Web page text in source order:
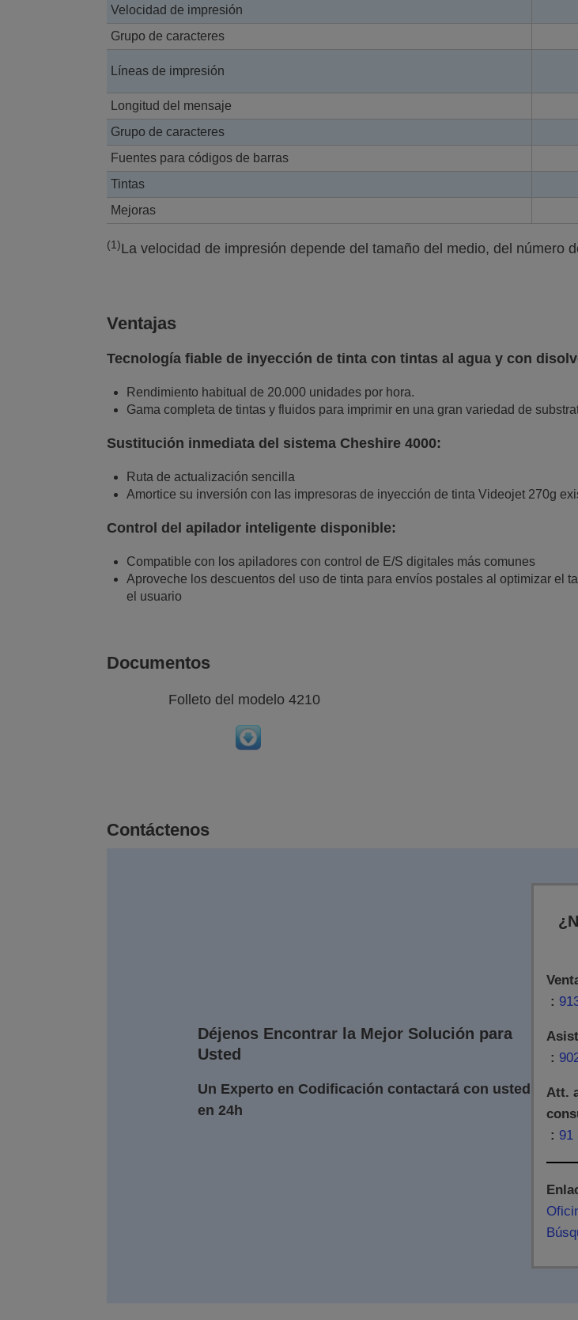
Velocidad de impresión
Grupo de caracteres
Líneas de impresión
Longitud del mensaje
Grupo de caracteres
Fuentes para códigos de barras
Tintas
Mejoras
(1)La velocidad de impresión depende del tamaño del medio, del número
Ventajas
Tecnología fiable de inyección de tinta con tintas al agua y con
Rendimiento habitual de 20.000 unidades por hora.
Gama completa de tintas y fluidos para imprimir en una gran variedad de
Sustitución inmediata del sistema Cheshire 4000:
Ruta de actualización sencilla
Amortice su inversión con las impresoras de inyección de tinta Videojet 270g
Control del apilador inteligente disponible:
Compatible con los apiladores con control de E/S digitales más comunes
Aproveche los descuentos del uso de tinta para envíos postales al optimizar el
el usuario
Documentos
Folleto del modelo 4210
Contáctenos
Déjenos Encontrar la Mejor Solución para
Usted
Un Experto en Codificación contactará con usted
en 24h
:
:
Att.
: 91